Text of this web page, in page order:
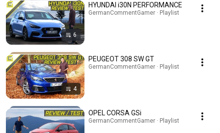
6
HYUNDAI i30N PERFORMANCE
GermanCommentGamer · Playlist
4
PEUGEOT 308 SW GT
GermanCommentGamer · Playlist
OPEL CORSA GSi
GermanCommentGamer · Playlist